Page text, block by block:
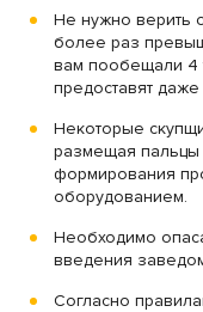
Не нужно верить
более раз
вам пообещали 4
предоставят даже
Некоторые
размещая пальцы
формирования
оборудованием.
Необходимо
введения
Согласно